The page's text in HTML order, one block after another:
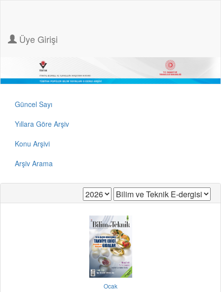
Üye Girişi
Güncel Sayı
Yıllara Göre Arşiv
Konu Arşivi
Arşiv Arama
Ocak